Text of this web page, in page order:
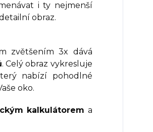
i ty nejmenší
obraz.
zvětšením 3x dává
. Celý obraz vykresluje
nabízí pohodlné
oko.
kalkulátorem a